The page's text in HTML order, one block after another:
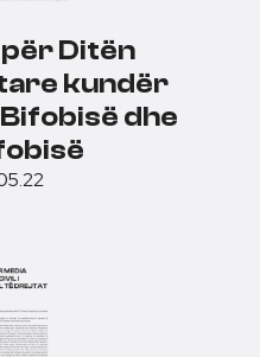
Ditën
kundër
dhe